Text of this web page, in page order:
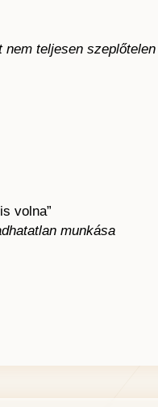
teljesen
volna”
munkása